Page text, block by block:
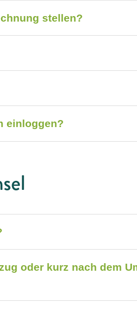
stellen?
einloggen?
oder kurz nach dem